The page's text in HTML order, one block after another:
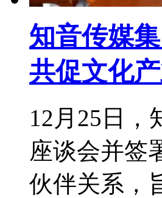
知音传媒
共促文化
12月25日，
座谈会并签
伙伴关系，